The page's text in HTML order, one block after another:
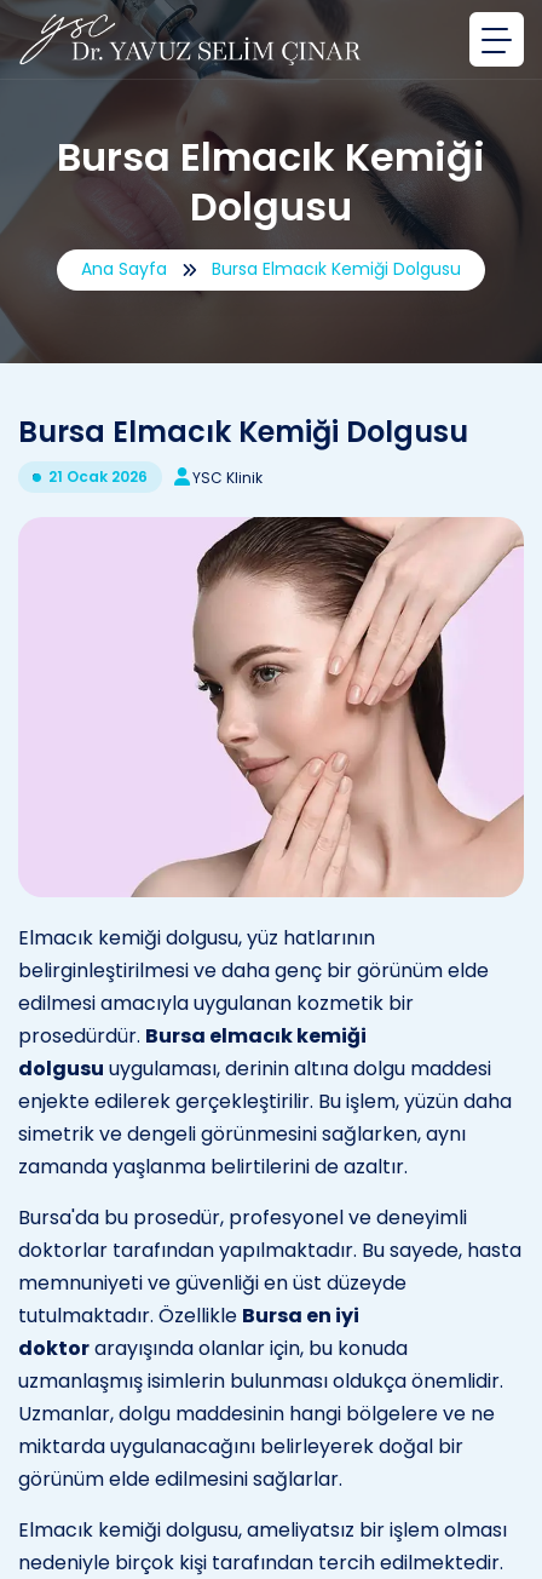
Bursa Elmacık Kemiği
Dolgusu
Ana Sayfa Bursa Elmacık Kemiği Dolgusu
Bursa Elmacık Kemiği Dolgusu
21 Ocak 2026 YSC Klinik
Elmacık kemiği dolgusu, yüz hatlarının
belirginleştirilmesi ve daha genç bir görünüm elde
edilmesi amacıyla uygulanan kozmetik bir
prosedürdür. Bursa elmacık kemiği
dolgusu uygulaması, derinin altına dolgu maddesi
enjekte edilerek gerçekleştirilir. Bu işlem, yüzün daha
simetrik ve dengeli görünmesini sağlarken, aynı
zamanda yaşlanma belirtilerini de azaltır.
Bursa'da bu prosedür, profesyonel ve deneyimli
doktorlar tarafından yapılmaktadır. Bu sayede, hasta
memnuniyeti ve güvenliği en üst düzeyde
tutulmaktadır. Özellikle Bursa en iyi
doktorarayışında olanlar için, bu konuda
uzmanlaşmış isimlerin bulunması oldukça önemlidir.
Uzmanlar, dolgu maddesinin hangi bölgelere ve ne
miktarda uygulanacağını belirleyerek doğal bir
görünüm elde edilmesini sağlarlar.
Elmacık kemiği dolgusu, ameliyatsız bir işlem olması
nedeniyle birçok kişi tarafından tercih edilmektedir.